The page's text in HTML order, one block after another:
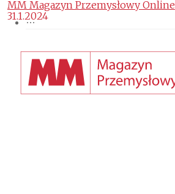
MM Magazyn Przemysłowy Online
31.1.2024